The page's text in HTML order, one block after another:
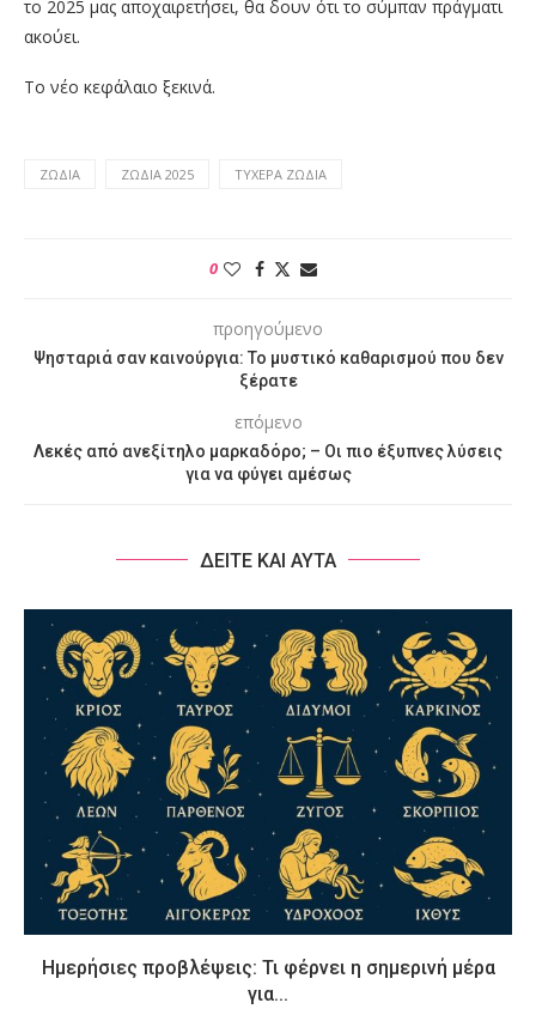
το 2025 μας αποχαιρετήσει, θα δουν ότι το σύμπαν πράγματι
ακούει.
Το νέο κεφάλαιο ξεκινά.
ΖΩΔΙΑ ΖΏΔΙΑ 2025 ΤΥΧΕΡΆ ΖΏΔΙΑ
0
προηγούμενο
Ψησταριά σαν καινούργια: Το μυστικό καθαρισμού που δεν
ξέρατε
επόμενο
Λεκές από ανεξίτηλο μαρκαδόρο; – Οι πιο έξυπνες λύσεις
για να φύγει αμέσως
ΔΕΙΤΕ ΚΑΙ ΑΥΤΑ
Ημερήσιες προβλέψεις: Τι φέρνει η σημερινή μέρα
για...